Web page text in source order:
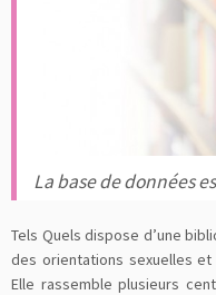
La base de données
Tels Quels dispose d’une
des orientations sexuelles
Elle rassemble plusieurs